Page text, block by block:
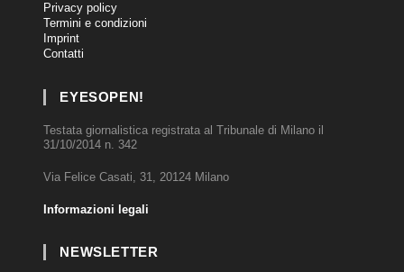
Privacy policy
Termini e condizioni
Imprint
Contatti
EYESOPEN!
Testata giornalistica registrata al Tribunale di Milano il
31/10/2014 n. 342
Via Felice Casati, 31, 20124 Milano
Informazioni legali
NEWSLETTER